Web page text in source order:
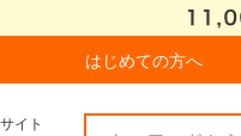
はじめての方へ
イト